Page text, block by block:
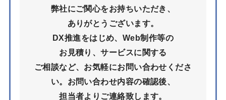
弊社にご関心をお持ちいただき、
ありがとうございます。
DX推進をはじめ、Web制作等の
お見積り、サービスに関する
ご相談など、お気軽にお問い合わせくださ
い。 お問い合わせ内容の確認後、
担当者よりご連絡致します。